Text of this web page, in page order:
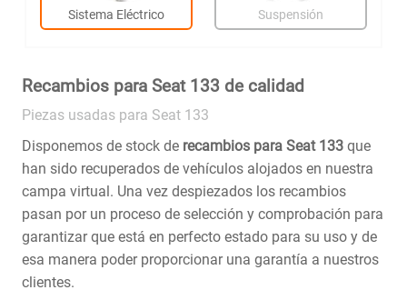
Sistema Eléctrico Suspensión
Recambios para Seat 133 de calidad
Piezas usadas para Seat 133
Disponemos de stock de recambios para Seat 133 que
han sido recuperados de vehículos alojados en nuestra
campa virtual. Una vez despiezados los recambios
pasan por un proceso de selección y comprobación para
garantizar que está en perfecto estado para su uso y de
esa manera poder proporcionar una garantía a nuestros
clientes.